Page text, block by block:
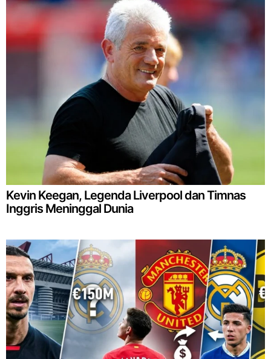
Kevin Keegan, Legenda Liverpool dan Timnas
Inggris Meninggal Dunia